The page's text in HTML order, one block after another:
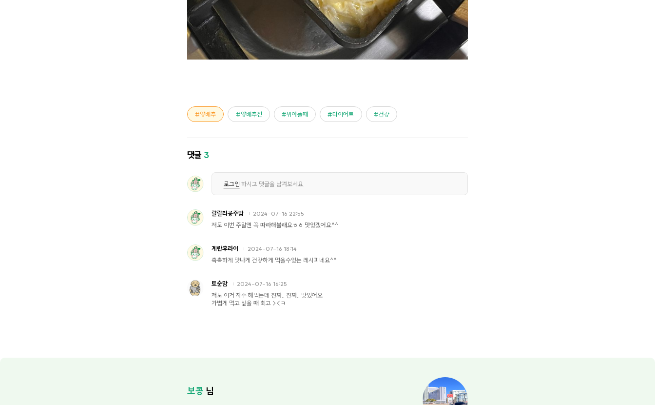
양배추 양배추전 위아플때 다이어트 건강
댓글 3
로그인 하시고 댓글을 남겨보세요.
랄랄라공주맘 2024-07-16 22:55
저도 이번 주말엔 꼭 따라해볼래요ㅎㅎ 맛있겠어요^^
계란후라이 2024-07-16 18:14
촉촉하게 맛나게 건강하게 먹을수있는 레시피네요^^
토순맘 2024-07-16 16:25
저도 이거 자주 해먹는데 진짜.. 진짜.. 맛있어요
가볍게 먹고 싶을 때 최고 ><ㅋ
보콩 님